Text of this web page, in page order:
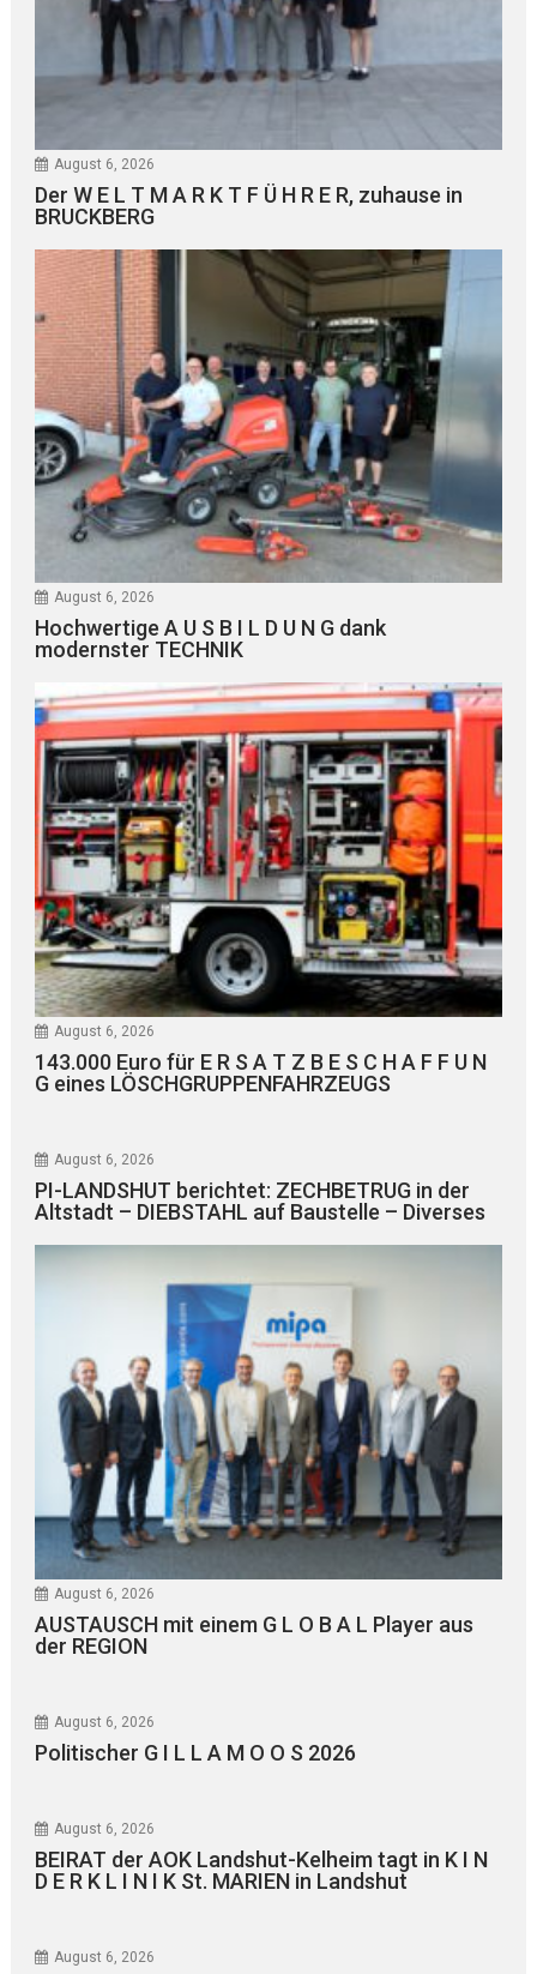
August 6, 2026
Der W E L T M A R K T F Ü H R E R, zuhause in
BRUCKBERG
August 6, 2026
Hochwertige A U S B I L D U N G dank
modernster TECHNIK
August 6, 2026
143.000 Euro für E R S A T Z B E S C H A F F U N
G eines LÖSCHGRUPPENFAHRZEUGS
August 6, 2026
PI-LANDSHUT berichtet: ZECHBETRUG in der
Altstadt – DIEBSTAHL auf Baustelle – Diverses
August 6, 2026
AUSTAUSCH mit einem G L O B A L Player aus
der REGION
August 6, 2026
Politischer G I L L A M O O S 2026
August 6, 2026
BEIRAT der AOK Landshut-Kelheim tagt in K I N
D E R K L I N I K St. MARIEN in Landshut
August 6, 2026